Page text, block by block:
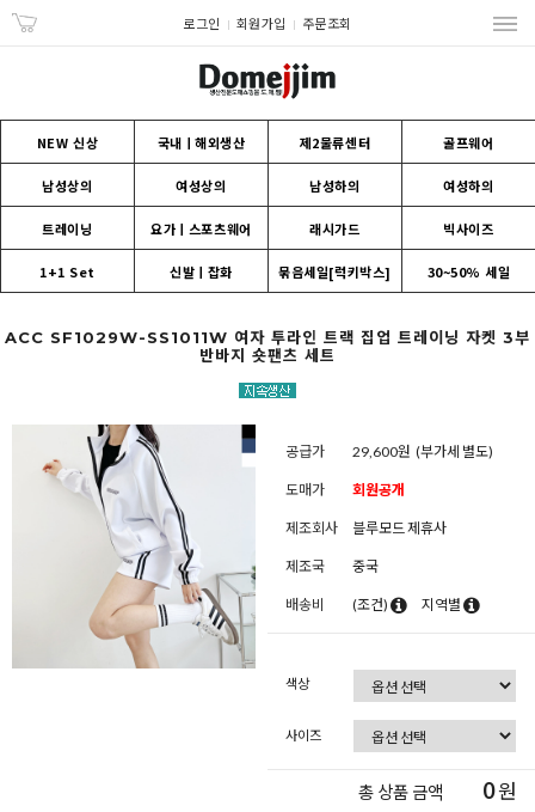
로그인 회원가입 주문조회
NEW 신상 국내ㅣ해외생산 제2물류센터 골프웨어
남성상의 여성상의 남성하의 여성하의
트레이닝 요가ㅣ스포츠웨어 래시가드 빅사이즈
1+1 Set 신발ㅣ잡화 묶음세일[럭키박스] 30~50% 세일
ACC SF1029W-SS1011W 여자 투라인 트랙 집업 트레이닝 자켓 3부
반바지 숏팬츠 세트
공급가 29,600원 (부가세 별도)
도매가 회원공개
제조회사 블루모드 제휴사
제조국 중국
배송비 (조건) 지역별
색상
사이즈
총 상품 금액 0원